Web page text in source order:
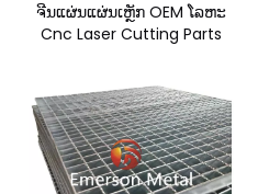
ຈີນແຜ່ນແຜ່ນເຫຼັກ OEM ໂລຫະ
Cnc Laser Cutting Parts